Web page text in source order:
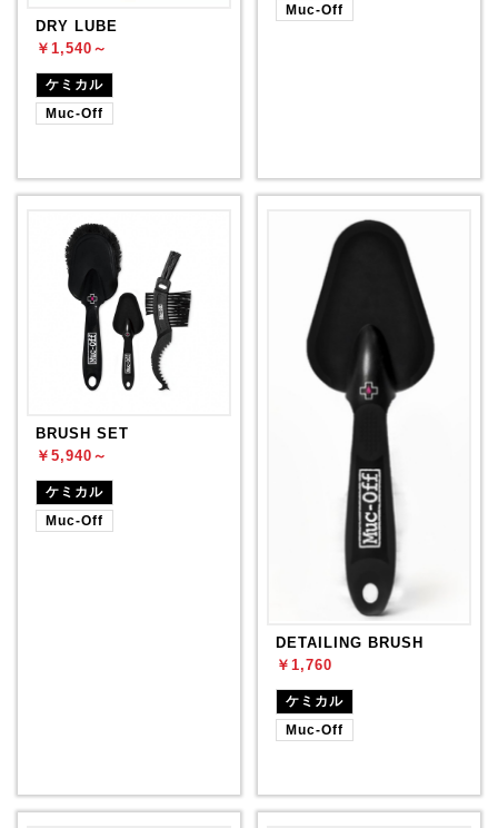
DRY LUBE
￥1,540～
ケミカル
Muc-Off
Muc-Off
BRUSH SET
￥5,940～
ケミカル
Muc-Off
DETAILING BRUSH
￥1,760
ケミカル
Muc-Off